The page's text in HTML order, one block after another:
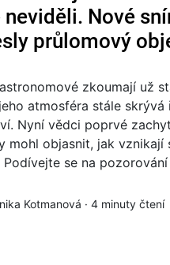
neviděli. Nové
průlomový
zkoumají už
atmosféra stále skrývá
Nyní vědci poprvé
mohl objasnit, jak vznikají
Podívejte se na pozorování
slunečních
Kotmanová · 4 minuty čtení